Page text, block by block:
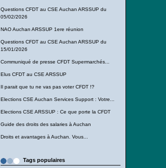
Questions CFDT au CSE Auchan ARSSUP du
05/02/2026
NAO Auchan ARSSUP 1ere réunion
Questions CFDT au CSE Auchan ARSSUP du
15/01/2026
Communiqué de presse CFDT Supermarchés...
Elus CFDT au CSE ARSSUP
Il parait que tu ne vas pas voter CFDT !?
Elections CSE Auchan Services Support : Votre...
Elections CSE ARSSUP : Ce que porte la CFDT
Guide des droits des salaries à Auchan
Droits et avantages à Auchan. Vous...
Tags populaires